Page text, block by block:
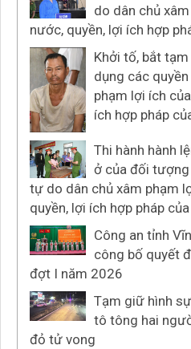
do dân chủ
nước, quyền, lợi ích hợp
Khởi tố, bắt
dụng các
phạm lợi ích
ích hợp pháp
Thi hành hành
ở của đối tượng
tự do dân chủ xâm phạm
quyền, lợi ích hợp pháp
Công an tỉnh
công bố quyết
đợt I năm 2026
Tạm giữ hình
tô tông hai
đỏ tử vong